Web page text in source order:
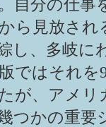
自分の仕事
ら見放され
し、多岐に
ではそれを
が、アメリ
つかの重要